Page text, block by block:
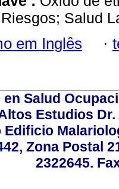
Salud
em Inglês ·
Salud
Estudios
Edificio
Zona Postal
2322645.